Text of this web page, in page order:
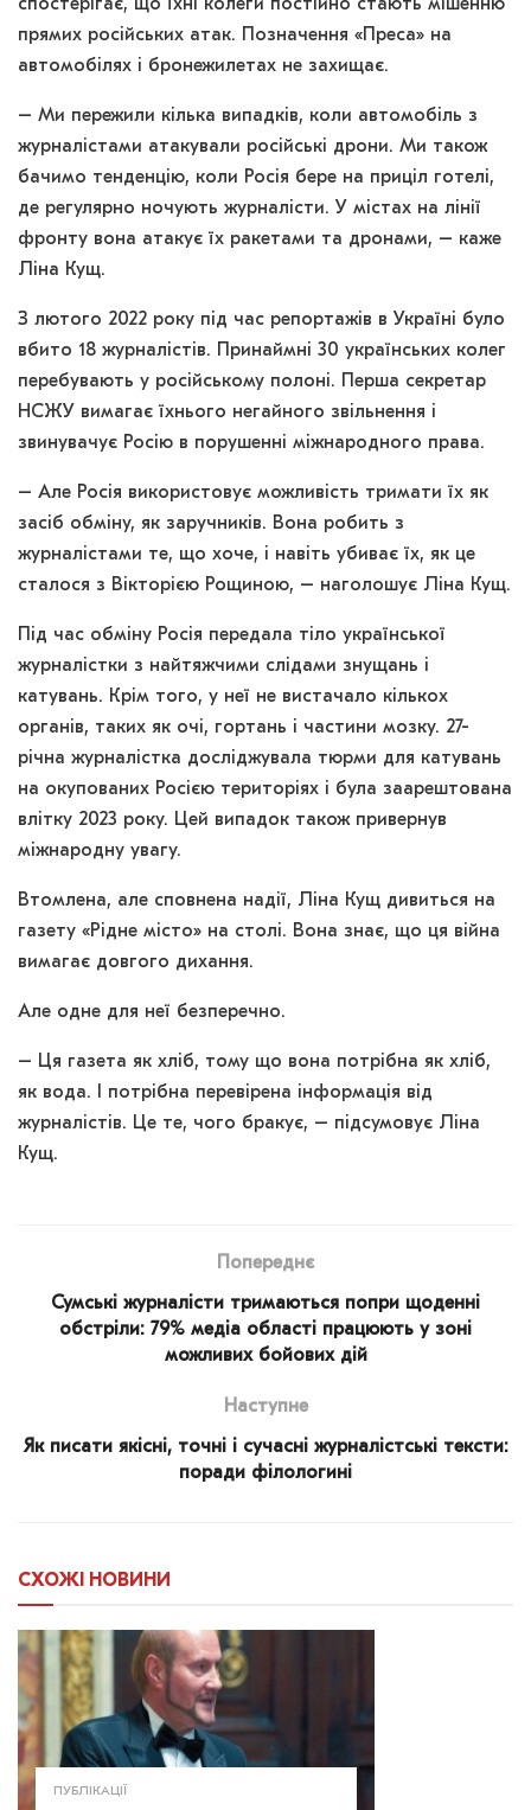
спостерігає, що їхні колеги постійно стають мішенню
прямих російських атак. Позначення «Преса» на
автомобілях і бронежилетах не захищає.
– Ми пережили кілька випадків, коли автомобіль з
журналістами атакували російські дрони. Ми також
бачимо тенденцію, коли Росія бере на приціл готелі,
де регулярно ночують журналісти. У містах на лінії
фронту вона атакує їх ракетами та дронами, – каже
Ліна Кущ.
З лютого 2022 року під час репортажів в Україні було
вбито 18 журналістів. Принаймні 30 українських колег
перебувають у російському полоні. Перша секретар
НСЖУ вимагає їхнього негайного звільнення і
звинувачує Росію в порушенні міжнародного права.
– Але Росія використовує можливість тримати їх як
засіб обміну, як заручників. Вона робить з
журналістами те, що хоче, і навіть убиває їх, як це
сталося з Вікторією Рощиною, – наголошує Ліна Кущ.
Під час обміну Росія передала тіло української
журналістки з найтяжчими слідами знущань і
катувань. Крім того, у неї не вистачало кількох
органів, таких як очі, гортань і частини мозку. 27-
річна журналістка досліджувала тюрми для катувань
на окупованих Росією територіях і була заарештована
влітку 2023 року. Цей випадок також привернув
міжнародну увагу.
Втомлена, але сповнена надії, Ліна Кущ дивиться на
газету «Рідне місто» на столі. Вона знає, що ця війна
вимагає довгого дихання.
Але одне для неї безперечно.
– Ця газета як хліб, тому що вона потрібна як хліб,
як вода. І потрібна перевірена інформація від
журналістів. Це те, чого бракує, – підсумовує Ліна
Кущ.
Попереднє
Сумські журналісти тримаються попри щоденні
обстріли: 79% медіа області працюють у зоні
можливих бойових дій
Наступне
Як писати якісні, точні і сучасні журналістські тексти:
поради філологині
СХОЖІ НОВИНИ
ПУБЛІКАЦІЇ